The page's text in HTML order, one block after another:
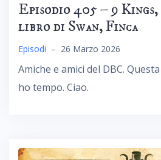
Episodio 405 – 9
libro di Swan, Finca
Episodi – 26 Marzo 2026
Amiche e amici del DBC.
ho tempo. Ciao.